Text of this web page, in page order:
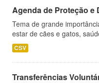
Agenda de Proteção e
Tema de grande
estar de cães e gatos,
CSV
Transferências